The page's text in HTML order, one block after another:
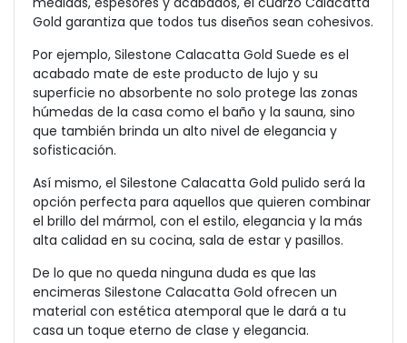
Gold garantiza que todos tus diseños sean cohesivos.
Por ejemplo, Silestone Calacatta Gold Suede es el
acabado mate de este producto de lujo y su
superficie no absorbente no solo protege las zonas
húmedas de la casa como el baño y la sauna, sino
que también brinda un alto nivel de elegancia y
sofisticación.
Así mismo, el Silestone Calacatta Gold pulido será la
opción perfecta para aquellos que quieren combinar
el brillo del mármol, con el estilo, elegancia y la más
alta calidad en su cocina, sala de estar y pasillos.
De lo que no queda ninguna duda es que las
encimeras Silestone Calacatta Gold ofrecen un
material con estética atemporal que le dará a tu
casa un toque eterno de clase y elegancia.